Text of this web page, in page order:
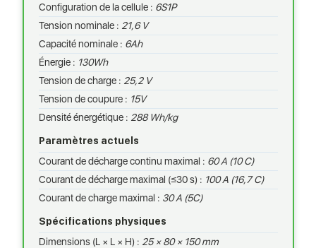
Configuration de la cellule : 6S1P
Tension nominale : 21,6 V
Capacité nominale : 6Ah
Énergie : 130Wh
Tension de charge : 25,2 V
Tension de coupure : 15V
Densité énergétique : 288 Wh/kg
Paramètres actuels
Courant de décharge continu maximal : 60 A (10 C)
Courant de décharge maximal (≤30 s) : 100 A (16,7 C)
Courant de charge maximal : 30 A (5C)
Spécifications physiques
Dimensions (L × L × H) : 25 × 80 × 150 mm